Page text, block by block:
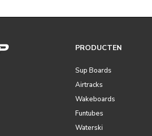
PRODUCTEN
Sup Boards
Airtracks
Wakeboards
Funtubes
Waterski